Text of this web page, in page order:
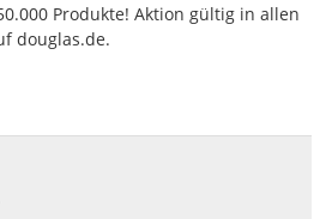
Produkte! Aktion gültig in allen
douglas.de.